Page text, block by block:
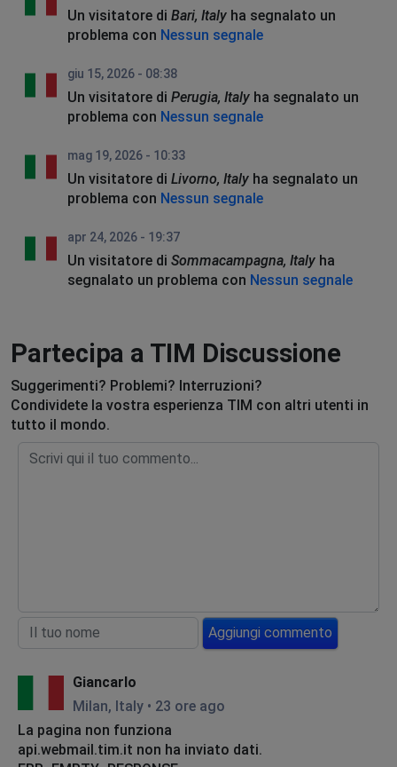
Un visitatore di Bari, Italy ha segnalato un
problema con Nessun segnale
giu 15, 2026 - 08:38
Un visitatore di Perugia, Italy ha segnalato un
problema con Nessun segnale
mag 19, 2026 - 10:33
Un visitatore di Livorno, Italy ha segnalato un
problema con Nessun segnale
apr 24, 2026 - 19:37
Un visitatore di Sommacampagna, Italy ha
segnalato un problema con Nessun segnale
Partecipa a TIM Discussione
Suggerimenti? Problemi? Interruzioni?
Condividete la vostra esperienza TIM con altri utenti in
tutto il mondo.
Aggiungi commento
Giancarlo
Milan, Italy • 23 ore ago
La pagina non funziona
api.webmail.tim.it non ha inviato dati.